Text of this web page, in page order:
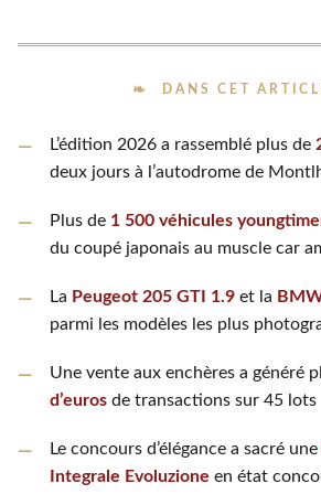
DANS CET
L’édition 2026 a rassemblé plus de
deux jours à l’autodrome de
Plus de 1 500 véhicules
du coupé japonais au muscle car
La Peugeot 205 GTI 1.9et la
parmi les modèles les plus
Une vente aux enchères a généré
d’eurosde transactions sur 45 lots
Le concours d’élégance a sacré une
Integrale Evoluzione en état